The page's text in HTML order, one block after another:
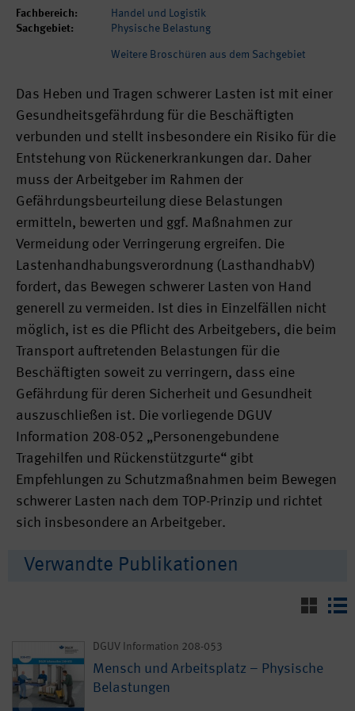
Fachbereich:
Handel und Logistik
Sachgebiet:
Physische Belastung
Weitere Broschüren aus dem Sachgebiet
Das Heben und Tragen schwerer Lasten ist mit einer
Gesundheitsgefährdung für die Beschäftigten
verbunden und stellt insbesondere ein Risiko für die
Entstehung von Rückenerkrankungen dar. Daher
muss der Arbeitgeber im Rahmen der
Gefährdungsbeurteilung diese Belastungen
ermitteln, bewerten und ggf. Maßnahmen zur
Vermeidung oder Verringerung ergreifen. Die
Lastenhandhabungsverordnung (LasthandhabV)
fordert, das Bewegen schwerer Lasten von Hand
generell zu vermeiden. Ist dies in Einzelfällen nicht
möglich, ist es die Pflicht des Arbeitgebers, die beim
Transport auftretenden Belastungen für die
Beschäftigten soweit zu verringern, dass eine
Gefährdung für deren Sicherheit und Gesundheit
auszuschließen ist. Die vorliegende DGUV
Information 208-052 „Personengebundene
Tragehilfen und Rückenstützgurte“ gibt
Empfehlungen zu Schutzmaßnahmen beim Bewegen
schwerer Lasten nach dem TOP-Prinzip und richtet
sich insbesondere an Arbeitgeber.
Verwandte Publikationen
DGUV Information 208-053
Mensch und Arbeitsplatz – Physische
Belastungen